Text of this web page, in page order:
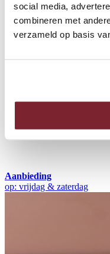
social media,
combineren met
verzameld op basis
Aanbieding
op: vrijdag & zaterdag